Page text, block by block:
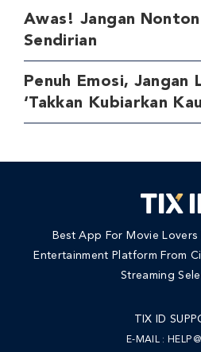
Awas! Jangan Nonton
Sendirian
Penuh Emosi, Jangan
‘Takkan Kubiarkan
Best App For Movie Lovers
Entertainment Platform From
Streaming
TIX ID
E-MAIL :